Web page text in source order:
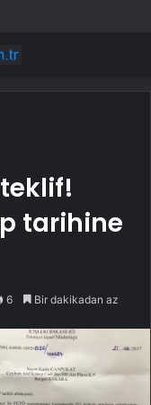
kaybetti
tarihine
6 Bir dakikadan az